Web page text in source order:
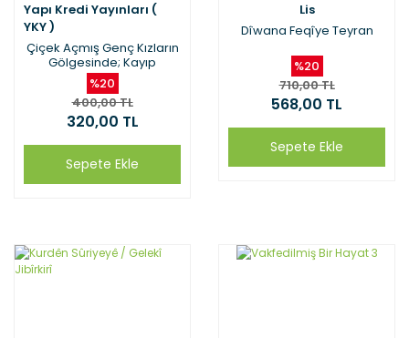
Yapı Kredi Yayınları (
YKY )
Çiçek Açmış Genç Kızların
Gölgesinde; Kayıp
Zamanın İzinde
%20
400,00 TL
320,00 TL
Sepete Ekle
Lis
Dîwana Feqîye Teyran
%20
710,00 TL
568,00 TL
Sepete Ekle